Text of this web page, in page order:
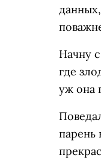
Начну
где
уж она
парень